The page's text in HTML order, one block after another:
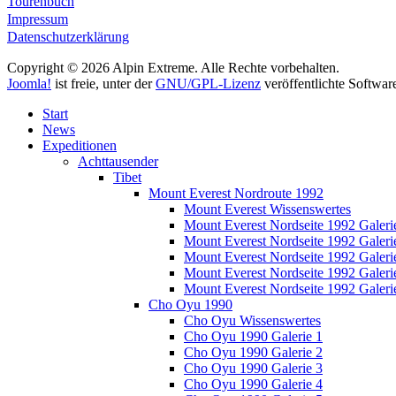
Impressum
Datenschutzerklärung
Copyright © 2026 Alpin Extreme. Alle Rechte vorbehalten.
Joomla! ist freie, unter derGNU/GPL-Lizenz veröffentlichte
Start
News
Expeditionen
Achttausender
Tibet
Mount Everest Nordroute 1992
Mount Everest Wissenswertes
Mount Everest Nordseite 1992
Mount Everest Nordseite 1992
Mount Everest Nordseite 1992
Mount Everest Nordseite 1992
Mount Everest Nordseite 1992
Cho Oyu 1990
Cho Oyu Wissenswertes
Cho Oyu 1990 Galerie 1
Cho Oyu 1990 Galerie 2
Cho Oyu 1990 Galerie 3
Cho Oyu 1990 Galerie 4